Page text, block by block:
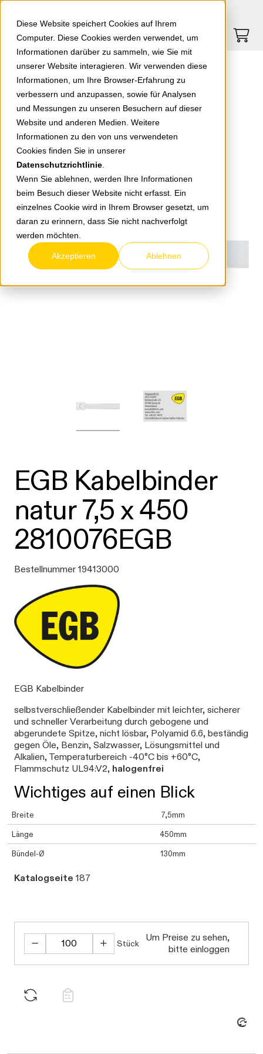
Diese Website speichert Cookies auf Ihrem
Computer. Diese Cookies werden verwendet, um
Informationen darüber zu sammeln, wie Sie mit
unserer Website interagieren. Wir verwenden diese
Informationen, um Ihre Browser-Erfahrung zu
verbessern und anzupassen, sowie für Analysen
und Messungen zu unseren Besuchern auf dieser
Website und anderen Medien. Weitere
Informationen zu den von uns verwendeten
Cookies finden Sie in unserer
Datenschutzrichtlinie
Wenn Sie ablehnen, werden Ihre Informationen
beim Besuch dieser Website nicht erfasst. Ein
einzelnes Cookie wird in Ihrem Browser gesetzt, um
daran zu erinnern, dass Sie nicht nachverfolgt
werden möchten.
Akzeptieren Ablehnen
Springe zu Hauptinhalt Springe zum Footer
0
zurück zur Übersicht
EGB Kabelbinder
natur 7,5 x 450
2810076EGB
Bestellnummer 19413000
EGB Kabelbinder
selbstverschließender Kabelbinder mit leichter, sicherer
und schneller Verarbeitung durch gebogene und
abgerundete Spitze, nicht lösbar, Polyamid 6.6, beständig
gegen Öle, Benzin, Salzwasser, Lösungsmittel und
Alkalien, Temperaturbereich -40°C bis +60°C,
Flammschutz UL94:V2, halogenfrei
Wichtiges auf einen Blick
Breite 7,5mm
Länge 450mm
Bündel-Ø 130mm
Katalogseite 187
Stück
Um Preise zu sehen,
bitte einloggen